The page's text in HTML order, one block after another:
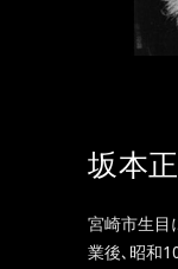
坂本
宮崎市生目
業後､昭和